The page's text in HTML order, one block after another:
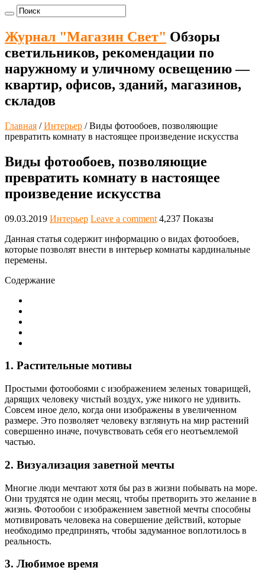
Журнал "Магазин Свет" Обзоры
светильников, рекомендации по
наружному и уличному освещению —
квартир, офисов, зданий, магазинов,
складов
Главная / Интерьер / Виды фотообоев, позволяющие
превратить комнату в настоящее произведение искусства
Виды фотообоев, позволяющие
превратить комнату в настоящее
произведение искусства
09.03.2019 Интерьер Leave a comment 4,237 Показы
Данная статья содержит информацию о видах фотообоев,
которые позволят внести в интерьер комнаты кардинальные
перемены.
Содержание
1. Растительные мотивы
Простыми фотообоями с изображением зеленых товарищей,
дарящих человеку чистый воздух, уже никого не удивить.
Совсем иное дело, когда они изображены в увеличенном
размере. Это позволяет человеку взглянуть на мир растений
совершенно иначе, почувствовать себя его неотъемлемой
частью.
2. Визуализация заветной мечты
Многие люди мечтают хотя бы раз в жизни побывать на море.
Они трудятся не один месяц, чтобы претворить это желание в
жизнь. Фотообои с изображением заветной мечты способны
мотивировать человека на совершение действий, которые
необходимо предпринять, чтобы задуманное воплотилось в
реальность.
3. Любимое время